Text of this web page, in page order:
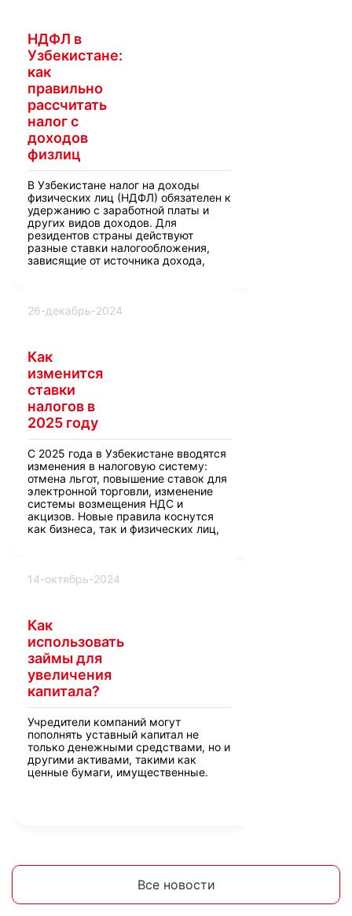
НДФЛ в
Узбекистане:
как
правильно
рассчитать
налог с
доходов
физлиц
В Узбекистане налог на доходы
физических лиц (НДФЛ) обязателен к
удержанию с заработной платы и
других видов доходов. Для
резидентов страны действуют
разные ставки налогообложения,
зависящие от источника дохода,
места работы и региона.
26-декабрь-2024
Как
изменится
ставки
налогов в
2025 году
С 2025 года в Узбекистане вводятся
изменения в налоговую систему:
отмена льгот, повышение ставок для
электронной торговли, изменение
системы возмещения НДС и
акцизов. Новые правила коснутся
как бизнеса, так и физических лиц,
14-октябрь-2024
Как
использовать
займы для
увеличения
капитала?
Учредители компаний могут
пополнять уставный капитал не
только денежными средствами, но и
другими активами, такими как
ценные бумаги, имущественные.
Все новости